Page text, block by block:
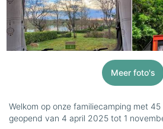
Meer foto's
Welkom op onze familiecamping met
geopend van 4 april 2025 tot 1